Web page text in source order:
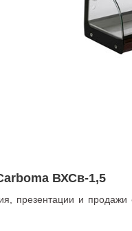
ВХСв-1,5
презентации и